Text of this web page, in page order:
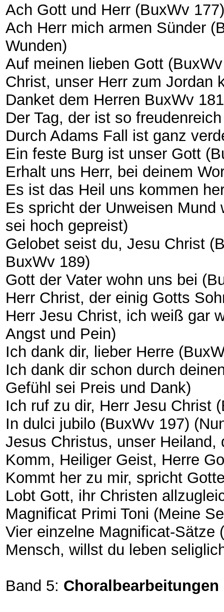
Ach Gott und Herr (BuxWv
Ach Herr mich armen Sünder
Wunden)
Auf meinen lieben Gott
Christ, unser Herr zum Jordan
Danket dem Herren BuxWv
Der Tag, der ist so
Durch Adams Fall ist ganz
Ein feste Burg ist unser Gott
Erhalt uns Herr, bei deinem
Es ist das Heil uns kommen
Es spricht der Unweisen Mund
sei hoch gepreist)
Gelobet seist du, Jesu Christ
BuxWv 189)
Gott der Vater wohn uns bei
Herr Christ, der einig Gotts
Herr Jesu Christ, ich weiß gar
Angst und Pein)
Ich dank dir, lieber Herre
Ich dank dir schon durch
Gefühl sei Preis und Dank)
Ich ruf zu dir, Herr Jesu Christ
In dulci jubilo (BuxWv 197)
Jesus Christus, unser
Komm, Heiliger Geist, Herre
Kommt her zu mir, spricht
Lobt Gott, ihr Christen
Magnificat Primi Toni (Meine
Vier einzelne Magnificat-
Mensch, willst du leben
Band 5: Choralbearbeitungen